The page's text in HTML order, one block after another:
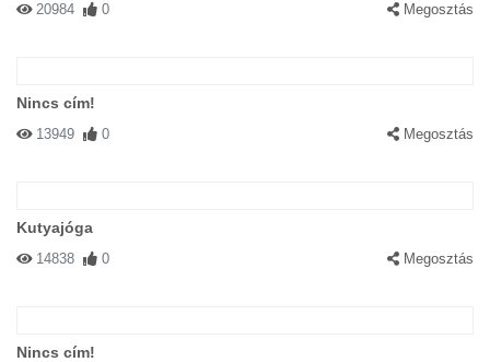
20984 0 Megosztás
Nincs cím!
13949 0 Megosztás
Kutyajóga
14838 0 Megosztás
Nincs cím!